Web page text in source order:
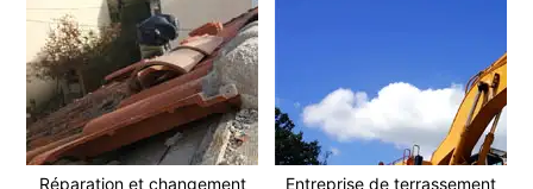
Réparation et changement
Entreprise de terrassement